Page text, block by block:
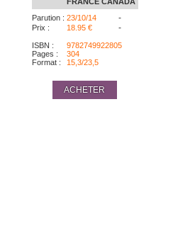
Parution : 23/10/14 -
Prix : 18.95 € -
ISBN :
9782749922805
Pages :
304
Format :
15,3/23,5
ACHETER